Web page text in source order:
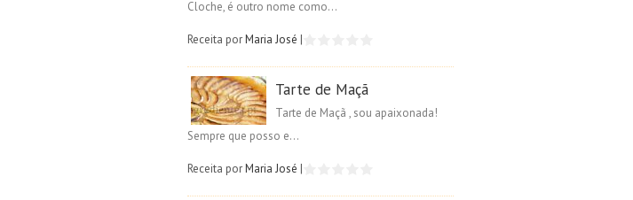
Cloche, é outro nome como...
Receita porMaria José |
Tarte de Maçã
Tarte de Maçã , sou apaixonada!
Sempre que posso e...
Receita porMaria José |